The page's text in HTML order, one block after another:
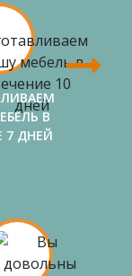
В
7 ДНЕЙ